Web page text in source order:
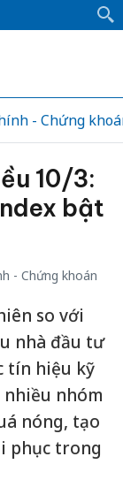
- Chứng
10/3:
bật
- Chứng khoán
so với
nhà đầu tư
tín hiệu kỹ
nhóm
nóng, tạo
phục trong